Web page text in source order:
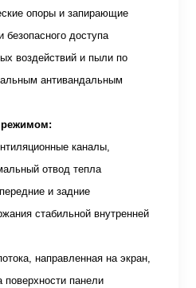
опоры и запирающие
безопасного доступа
воздействий и пыли по
антивандальным
режимом:
каналы,
отвод тепла
и задние
стабильной внутренней
направленная на экран,
панели